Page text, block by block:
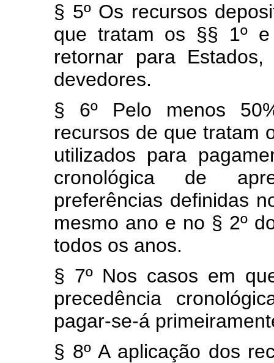
§ 5º Os recursos
que tratam os §§ 1º
retornar para
devedores.
§ 6º Pelo menos
recursos de que tratam
utilizados para
cronológica de
preferências definidas
mesmo ano e no § 2º
todos os anos.
§ 7º Nos casos em
precedência
pagar-se-á
§ 8º A aplicação dos